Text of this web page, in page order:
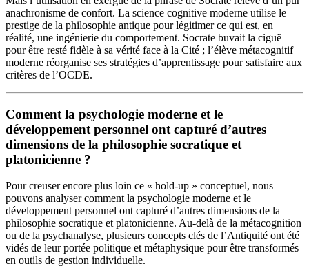
anachronisme de confort. La science cognitive moderne utilise le
prestige de la philosophie antique pour légitimer ce qui est, en
réalité, une ingénierie du comportement. Socrate buvait la ciguë
pour être resté fidèle à sa vérité face à la Cité ; l’élève métacognitif
moderne réorganise ses stratégies d’apprentissage pour satisfaire aux
critères de l’OCDE.
Comment la psychologie moderne et le
développement personnel ont capturé d’autres
dimensions de la philosophie socratique et
platonicienne ?
Pour creuser encore plus loin ce « hold-up » conceptuel, nous
pouvons analyser comment la psychologie moderne et le
développement personnel ont capturé d’autres dimensions de la
philosophie socratique et platonicienne. Au-delà de la métacognition
ou de la psychanalyse, plusieurs concepts clés de l’Antiquité ont été
vidés de leur portée politique et métaphysique pour être transformés
en outils de gestion individuelle.